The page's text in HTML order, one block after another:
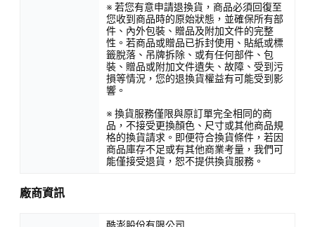
※ 若您有意申請退換貨，商品必須回復至
您收到商品時的原始狀態，並確保所有部
件、內外包裝、贈品及附加文件的完整
性。若商品或贈品已拆封使用、貼紙或標
籤脫落、吊牌拆除、或有任何部件、包
裝、贈品或附加文件遺失、故障、受到污
損等情況，您的退換貨權益有可能受到影
響。
※ 換貨服務僅限與原訂單完全相同的商
品，不接受更換顏色、尺寸或其他商品規
格的換貨請求。即便符合換貨條件，若因
商品庫存不足或有其他商業考量，我們可
能僅接受退貨，恕不提供換貨服務。
廠商資訊
酷澎股份有限公司